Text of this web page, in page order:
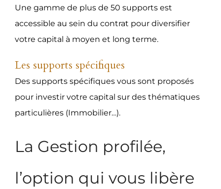
Une gamme de plus de 50 supports est
accessible au sein du contrat pour diversifier
votre capital à moyen et long terme.
Les supports spécifiques
Des supports spécifiques vous sont proposés
pour investir votre capital sur des thématiques
particulières (Immobilier…).
La Gestion profilée,
l’option qui vous libère